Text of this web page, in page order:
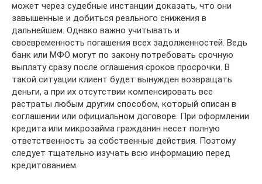
может через судебные инстанции доказать, что они
завышенные и добиться реального снижения в
дальнейшем. Однако важно учитывать и
своевременность погашения всех задолженностей. Ведь
банк или МФО могут по закону потребовать срочную
выплату сразу после оглашения сроков просрочки. В
такой ситуации клиент будет вынужден возвращать
деньги, а при их отсутствии компенсировать все
растраты любым другим способом, который описан в
соглашении или официальном договоре. При оформлении
кредита или микрозайма гражданин несет полную
ответственность за собственные действия. Поэтому
следует тщательно изучать всю информацию перед
кредитованием.